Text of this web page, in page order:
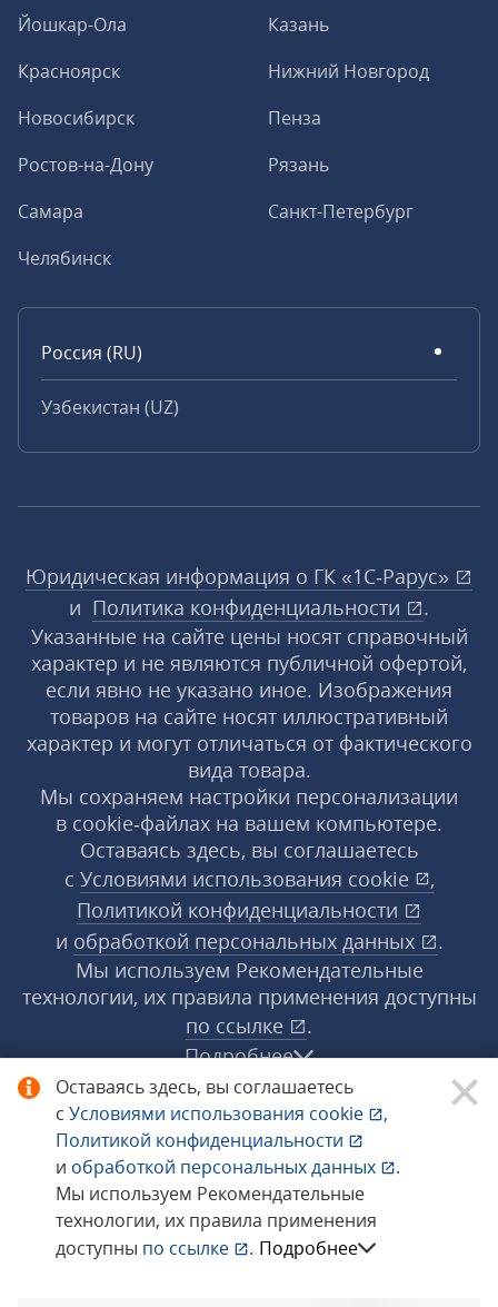
Оставаясь здесь, вы соглашаетесь
с Условиями использования cookie
,
Политикой конфиденциальности
и обработкой персональных данных
.
Мы используем Рекомендательные
технологии, их правила применения
доступны по ссылке . Подробнее
Йошкар-Ола
Казань
Красноярск
Нижний Новгород
Новосибирск
Пенза
Ростов-на-Дону
Рязань
Самара
Санкт-Петербург
Челябинск
Россия (RU)
Узбекистан (UZ)
Юридическая информация о ГК «1С‑Рарус»
и Политика конфиденциальности
.
Указанные на сайте цены носят справочный
характер и не являются публичной офертой,
если явно не указано иное. Изображения
товаров на сайте носят иллюстративный
характер и могут отличаться от фактического
вида товара.
Мы сохраняем настройки персонализации
в cookie‑файлах на вашем компьютере.
Оставаясь здесь, вы соглашаетесь
с Условиями использования cookie
,
Политикой конфиденциальности
и обработкой персональных данных
.
Мы используем Рекомендательные
технологии, их правила применения доступны
по ссылке
.
Подробнее
© 1998−2026 «1С‑Рарус» ®. Все права
защищены.
Сообщить об ошибке